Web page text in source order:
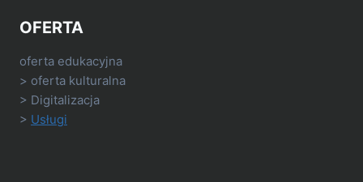
OFERTA
oferta edukacyjna
> oferta kulturalna
> Digitalizacja
> Usługi